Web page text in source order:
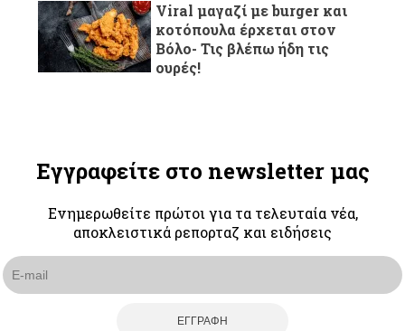
Viral μαγαζί με burger και
κοτόπουλα έρχεται στον
Βόλο- Τις βλέπω ήδη τις
ουρές!
Εγγραφείτε στο newsletter μας
Ενημερωθείτε πρώτοι για τα τελευταία νέα,
αποκλειστικά ρεπορταζ και ειδήσεις